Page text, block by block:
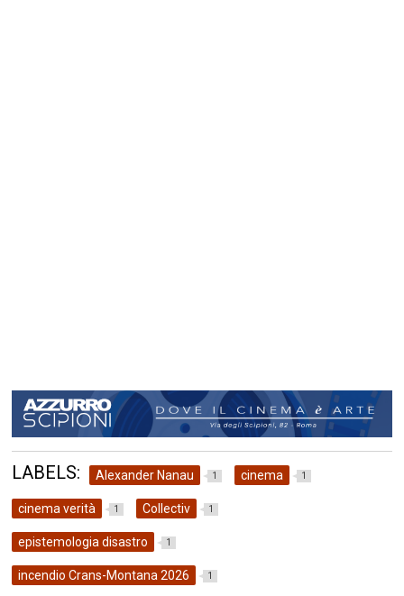
LABELS: Alexander Nanau 1 cinema 1
cinema verità 1 Collectiv 1
epistemologia disastro 1
incendio Crans-Montana 2026 1